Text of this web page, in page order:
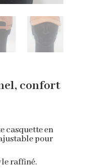
confort
casquette en
pour
raffiné.